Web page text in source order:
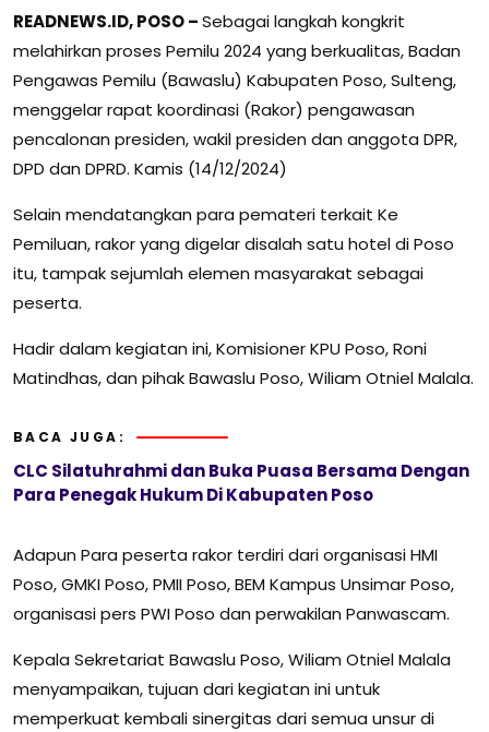
READNEWS.ID, POSO –Sebagai langkah kongkrit
melahirkan proses Pemilu 2024 yang berkualitas, Badan
Pengawas Pemilu (Bawaslu) Kabupaten Poso, Sulteng,
menggelar rapat koordinasi (Rakor) pengawasan
pencalonan presiden, wakil presiden dan anggota DPR,
DPD dan DPRD. Kamis (14/12/2024)
Selain mendatangkan para pemateri terkait Ke
Pemiluan, rakor yang digelar disalah satu hotel di Poso
itu, tampak sejumlah elemen masyarakat sebagai
peserta.
Hadir dalam kegiatan ini, Komisioner KPU Poso, Roni
Matindhas, dan pihak Bawaslu Poso, Wiliam Otniel Malala.
BACA JUGA:
CLC Silatuhrahmi dan Buka Puasa Bersama Dengan
Para Penegak Hukum Di Kabupaten Poso
Adapun Para peserta rakor terdiri dari organisasi HMI
Poso, GMKI Poso, PMII Poso, BEM Kampus Unsimar Poso,
organisasi pers PWI Poso dan perwakilan Panwascam.
Kepala Sekretariat Bawaslu Poso, Wiliam Otniel Malala
menyampaikan, tujuan dari kegiatan ini untuk
memperkuat kembali sinergitas dari semua unsur di